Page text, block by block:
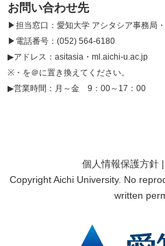
お問い合わせ先
▶担当窓口：愛知大学 アシタシア事務局
▶電話番号：(052) 564-6180
▶アドレス：asitasia・ml.aichi-u.ac.jp
※・を＠に置き換えてください。
▶営業時間： 月～金 9：00～17：00
個人情報保護方針 |
Copyright Aichi University. No
written